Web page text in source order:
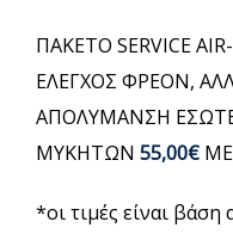
ΠΑΚΕΤΟ SERVICE
ΕΛΕΓΧΟΣ ΦΡΕΟΝ,
ΑΠΟΛΥΜΑΝΣΗ
ΜΥΚΗΤΩΝ 55,00€
*οι τιμές είναι βάση